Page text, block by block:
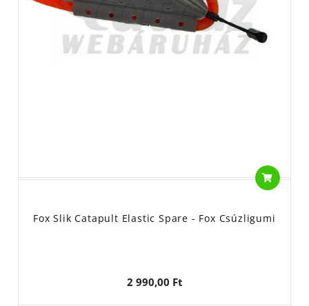
Fox Slik Catapult Elastic Spare - Fox Csúzligumi
2 990,00 Ft